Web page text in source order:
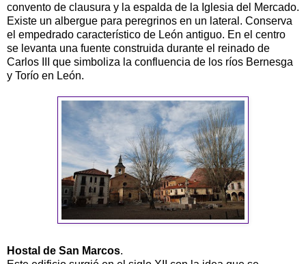
convento de clausura y la espalda de la Iglesia del Mercado.
Existe un albergue para peregrinos en un lateral. Conserva
el empedrado característico de León antiguo. En el centro
se levanta una fuente construida durante el reinado de
Carlos III que simboliza la confluencia de los ríos Bernesga
y Torío en León.
Hostal de San Marcos.